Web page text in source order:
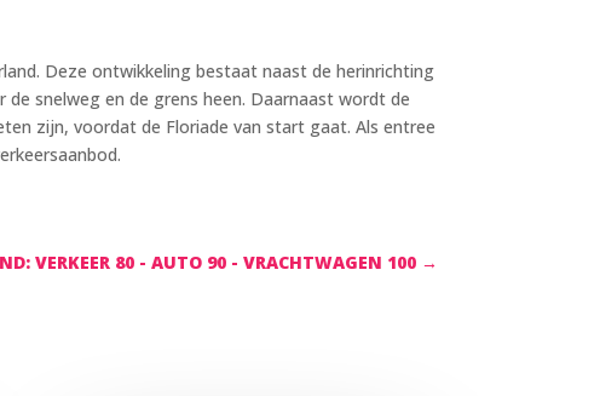
Deze ontwikkeling bestaat naast de herinrichting
snelweg en de grens heen. Daarnaast wordt de
zijn, voordat de Floriade van start gaat. Als entree
VERKEER 80 - AUTO 90 - VRACHTWAGEN 100→